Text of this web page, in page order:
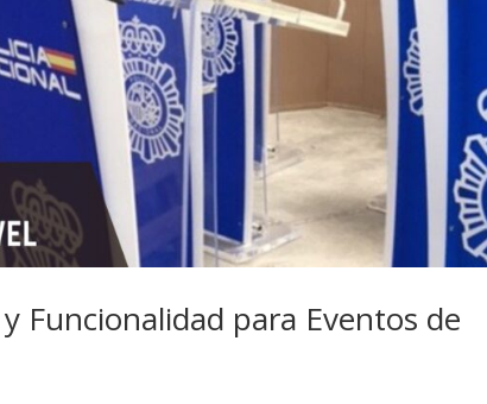
Funcionalidad para Eventos de